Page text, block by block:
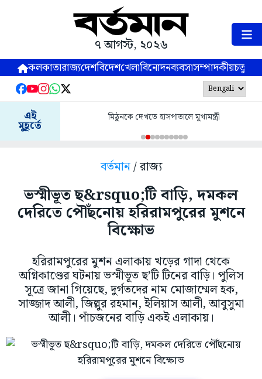
৭ আগস্ট, ২০২৬
কলকাতারাজ্যদেশবিদেশখেলাবিনোদনব্যবসাসম্পাদকীয়
এই
মুহূর্তে
মিঠুনকে দেখতে হাসপাতালে মুখ্যমন্ত্রী
বর্তমান/ রাজ্য
ভস্মীভূত ছ&rsquo;টি বাড়ি, দমকল
দেরিতে পৌঁছনোয় হরিরামপুরের মুশনে
বিক্ষোভ
হরিরামপুরের মুশন এলাকায় খড়ের গাদা থেকে
অগ্নিকাণ্ডের ঘটনায় ভস্মীভূত ছ’টি টিনের বাড়ি। পুলিস
সূত্রে জানা গিয়েছে, দুর্গতদের নাম মোজাম্মেল হক,
সাজ্জাদ আলী, জিল্লুর রহমান, ইলিয়াস আলী, আবুসুমা
আলী। পাঁচজনের বাড়ি একই এলাকায়।